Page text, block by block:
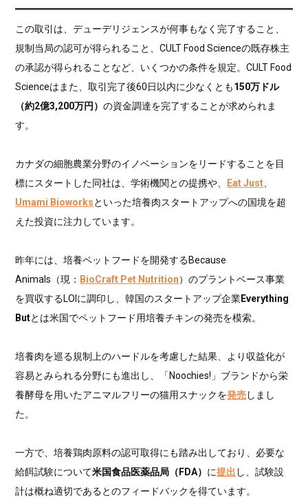
この取引は、デューデリジェンスが何事もなく完了すること、
規制当局の認可が得られること、CULT Food Scienceの既存株主
の承認が得られることなど、いくつかの条件を規定。CULT Food
Scienceはまた、取引完了後60日以内に少なくとも150万ドル
（約2億3,200万円）の資金調達を完了することが求められま
す。
カナダの細胞農業分野のイノベーションをリードすることを目
標にスタートした同社は、学術機関との提携や、
Eat Just
Umami Bioworksといった培養肉スタートアップへの国境を超
えた投資に注力しています。
昨年には、培養ペットフードを開発するBecause
Animals（現： BioCraft Pet Nutrition）のプラントベース事業
を買収するLOIに調印し、韓国のスタートアップ企業Everything
Butとは米国でペットフード用培養チキンの発売を模索。
培養肉を巡る規制上のハードルを考慮した結果、より収益化が
容易とみられる分野にも進出し、「Noochies!」ブランドから栄
養酵母を用いたアニマルフリーの猫用スナックを発売しまし
た。
一方で、培養鶏肉原料の認可取得にも踏み出しており、必要な
給餌試験について米国食品医薬品局（FDA） に提出 し、試験設
計は概ね適切であるとのフィードバックを得ています。